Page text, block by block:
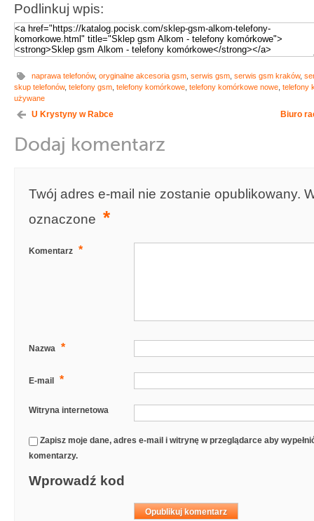
Podlinkuj wpis:
naprawa telefonów, oryginalne akcesoria gsm serwis gsm serwis gsm kraków,
skup telefonów, telefony gsm telefony komórkowe telefony komórkowe nowe telefony
używane
U Krystyny w Rabce Biuro
Dodaj komentarz
Twój adres e-mail nie zostanie opublikowany.
oznaczone *
Komentarz *
Nazwa *
E-mail *
Witryna internetowa
Zapisz moje dane, adres e-mail i witrynę w przeglądarce aby
komentarzy.
Wprowadź kod